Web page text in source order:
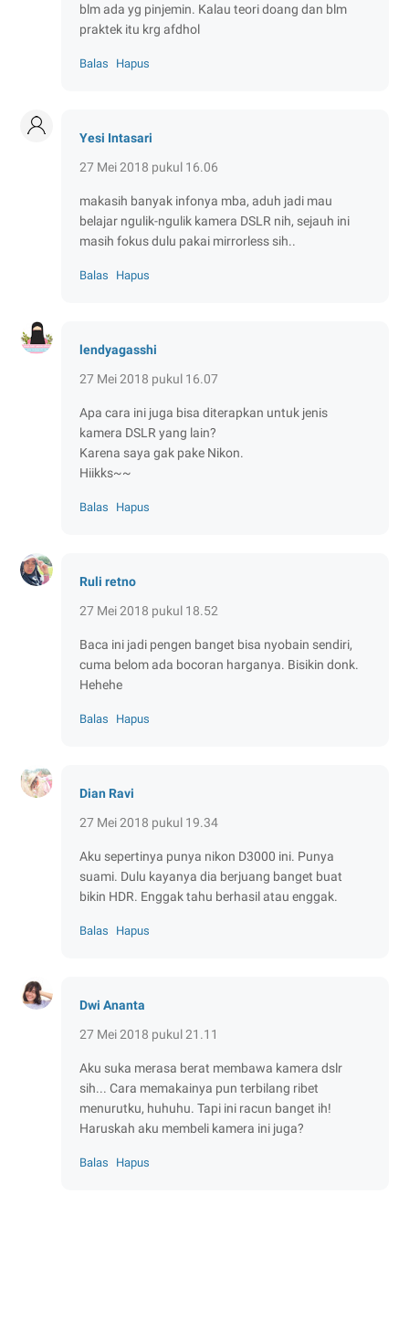
blm ada yg pinjemin. Kalau teori doang dan blm
praktek itu krg afdhol
Balas Hapus
Yesi Intasari
27 Mei 2018 pukul 16.06
makasih banyak infonya mba, aduh jadi mau
belajar ngulik-ngulik kamera DSLR nih, sejauh ini
masih fokus dulu pakai mirrorless sih..
Balas Hapus
lendyagasshi
27 Mei 2018 pukul 16.07
Apa cara ini juga bisa diterapkan untuk jenis
kamera DSLR yang lain?
Karena saya gak pake Nikon.
Hiikks~~
Balas Hapus
Ruli retno
27 Mei 2018 pukul 18.52
Baca ini jadi pengen banget bisa nyobain sendiri,
cuma belom ada bocoran harganya. Bisikin donk.
Hehehe
Balas Hapus
Dian Ravi
27 Mei 2018 pukul 19.34
Aku sepertinya punya nikon D3000 ini. Punya
suami. Dulu kayanya dia berjuang banget buat
bikin HDR. Enggak tahu berhasil atau enggak.
Balas Hapus
Dwi Ananta
27 Mei 2018 pukul 21.11
Aku suka merasa berat membawa kamera dslr
sih... Cara memakainya pun terbilang ribet
menurutku, huhuhu. Tapi ini racun banget ih!
Haruskah aku membeli kamera ini juga?
Balas Hapus